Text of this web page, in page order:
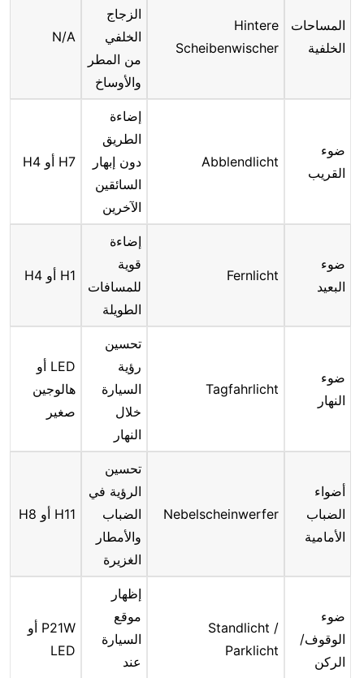
المساحات
الخلفية
Hintere
Scheibenwischer
الزجاج
الخلفي
من المطر
والأوساخ
N/A
ضوء
القريب
Abblendlicht
إضاءة
الطريق
دون إبهار
السائقين
الآخرين
H7 أو H4
ضوء
البعيد
Fernlicht
إضاءة
قوية
للمسافات
الطويلة
H1 أو H4
ضوء
النهار
Tagfahrlicht
تحسين
رؤية
السيارة
خلال
النهار
LED أو
هالوجين
صغير
أضواء
الضباب
الأمامية
Nebelscheinwerfer
تحسين
الرؤية في
الضباب
والأمطار
الغزيرة
H11 أو H8
ضوء
الوقوف/
الركن
Standlicht /
Parklicht
إظهار
موقع
السيارة
عند
P21W أو
LED